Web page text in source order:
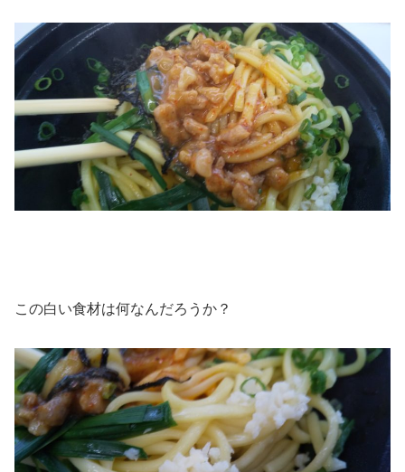
この白い食材は何なんだろうか？